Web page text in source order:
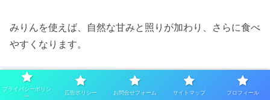
みりんを使えば、自然な甘みと照りが加わり、さらに食べ
やすくなります。
とくに、焼き魚にしたときにみりんの効果で表面に軽く焦
げ目がついて香ばしく仕上がるのも魅力です。
プライバシーポリシ
ー
広告ポリシー お問合せフォーム サイトマップ プロフィール